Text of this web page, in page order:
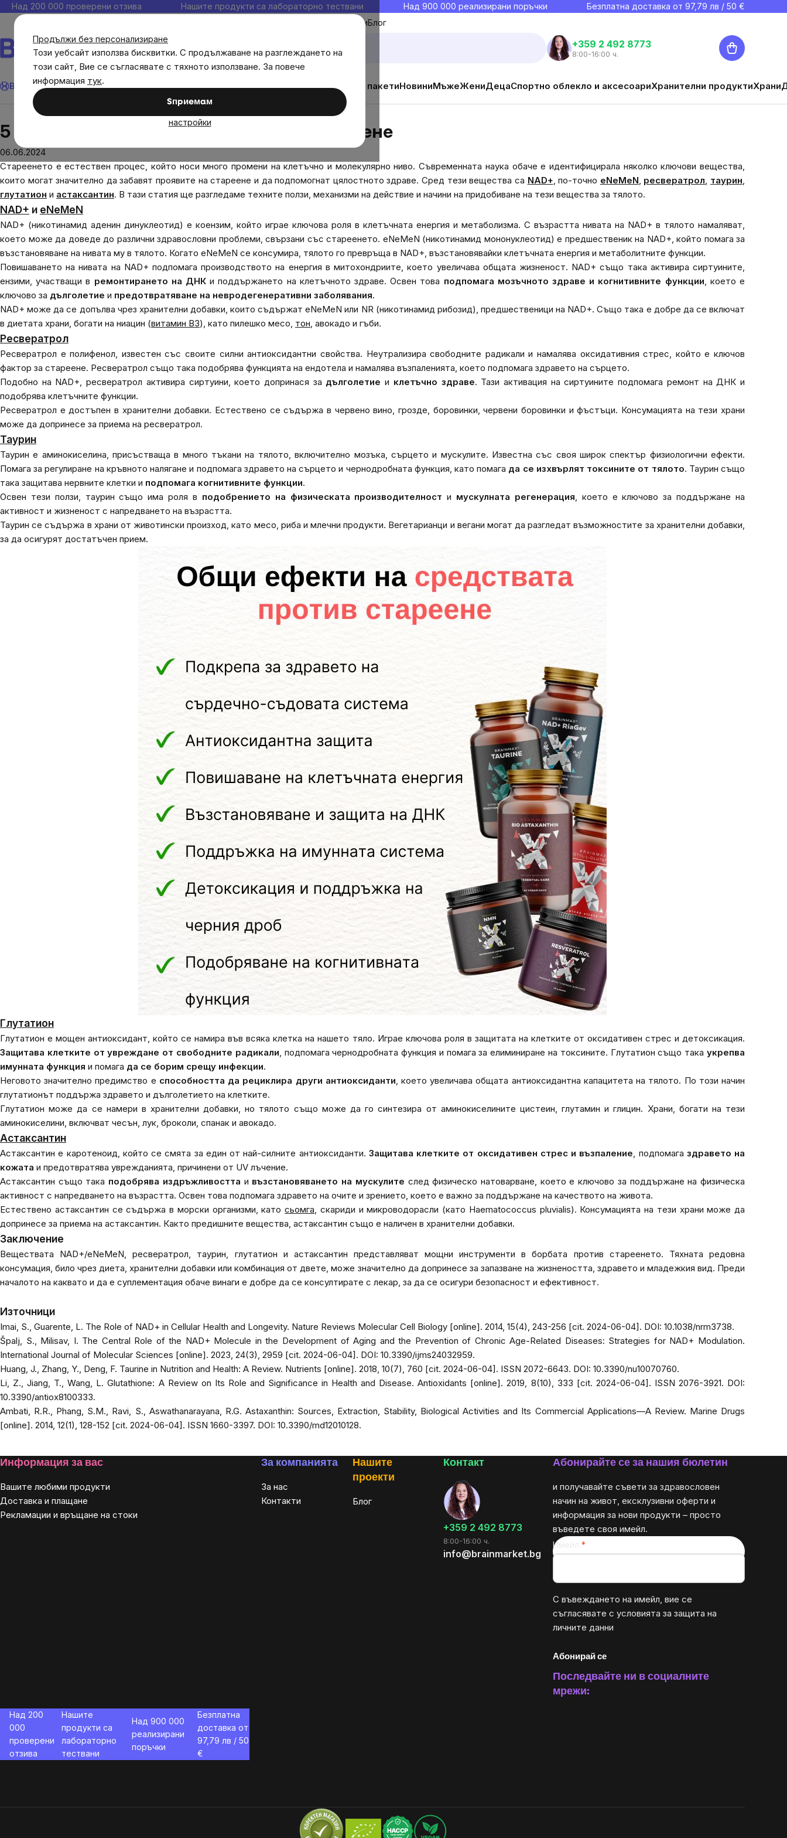
Продължи без персонализиране
Този уебсайт използва бисквитки. С продължаване на разглеждането на
този сайт, Вие се съгласявате с тяхното използване. За повече
информация тук.
Sпpиeмaм
настройки
Прескочи
към
съдържанието
Над 200 000 проверени отзива Нашите продукти са лабораторно тествани Над 900 000 реализирани поръчки Безплатна доставка от 97,79 лв / 50 €
Моите любимиБлог
+359 2 492 8773
8:00-16:00 ч.
Количка
Brainmax Имунитет Акции💪 WomenPowerЦелиДиетични добавкиИзгодни пакетиНовиниМъжеЖениДецаСпортно облекло и аксесоариХранителни продуктиХрани
5 най-ефективни вещества против стареене
06.06.2024
Стареенето е естествен процес, който носи много промени на клетъчно и молекулярно ниво. Съвременната наука обаче е идентифицирала няколко ключови вещества,
които могат значително да забавят проявите на стареене и да подпомогнат цялостното здраве. Сред тези вещества са NAD+, по-точно eNeMeN, ресвератрол, таурин,
глутатион и астаксантин. В тази статия ще разгледаме техните ползи, механизми на действие и начини на придобиване на тези вещества за тялото.
NAD+ и eNeMeN
NAD+ (никотинамид аденин динуклеотид) е коензим, който играе ключова роля в клетъчната енергия и метаболизма. С възрастта нивата на NAD+ в тялото намаляват,
което може да доведе до различни здравословни проблеми, свързани със стареенето. eNeMeN (никотинамид мононуклеотид) е предшественик на NAD+, който помага за
възстановяване на нивата му в тялото. Когато eNeMeN се консумира, тялото го превръща в NAD+, възстановявайки клетъчната енергия и метаболитните функции.
Повишаването на нивата на NAD+ подпомага производството на енергия в митохондриите, което увеличава общата жизненост. NAD+ също така активира сиртуините,
ензими, участващи в ремонтирането на ДНК и поддържането на клетъчното здраве. Освен това подпомага мозъчното здраве и когнитивните функции, което е
ключово за дълголетие и предотвратяване на невродегенеративни заболявания.
NAD+ може да се допълва чрез хранителни добавки, които съдържат eNeMeN или NR (никотинамид рибозид), предшественици на NAD+. Също така е добре да се включат
в диетата храни, богати на ниацин (витамин B3), като пилешко месо, тон, авокадо и гъби.
Ресвератрол
Ресвератрол е полифенол, известен със своите силни антиоксидантни свойства. Неутрализира свободните радикали и намалява оксидативния стрес, който е ключов
фактор за стареене. Ресвератрол също така подобрява функцията на ендотела и намалява възпаленията, което подпомага здравето на сърцето.
Подобно на NAD+, ресвератрол активира сиртуини, което допринася за дълголетие и клетъчно здраве. Тази активация на сиртуините подпомага ремонт на ДНК и
подобрява клетъчните функции.
Ресвератрол е достъпен в хранителни добавки. Естествено се съдържа в червено вино, грозде, боровинки, червени боровинки и фъстъци. Консумацията на тези храни
може да допринесе за приема на ресвератрол.
Таурин
Таурин е аминокиселина, присъстваща в много тъкани на тялото, включително мозъка, сърцето и мускулите. Известна със своя широк спектър физиологични ефекти.
Помага за регулиране на кръвното налягане и подпомага здравето на сърцето и чернодробната функция, като помага да се изхвърлят токсините от тялото. Таурин също
така защитава нервните клетки и подпомага когнитивните функции.
Освен тези ползи, таурин също има роля в подобрението на физическата производителност и мускулната регенерация, което е ключово за поддържане на
активност и жизненост с напредването на възрастта.
Таурин се съдържа в храни от животински произход, като месо, риба и млечни продукти. Вегетарианци и вегани могат да разгледат възможностите за хранителни добавки,
за да осигурят достатъчен прием.
Глутатион
Глутатион е мощен антиоксидант, който се намира във всяка клетка на нашето тяло. Играе ключова роля в защитата на клетките от оксидативен стрес и детоксикация.
Защитава клетките от увреждане от свободните радикали, подпомага чернодробната функция и помага за елиминиране на токсините. Глутатион също такаукрепва
имунната функция и помага да се борим срещу инфекции.
Неговото значително предимство е способността да рециклира други антиоксиданти, което увеличава общата антиоксидантна капацитета на тялото. По този начин
глутатионът поддържа здравето и дълголетието на клетките.
Глутатион може да се намери в хранителни добавки, но тялото също може да го синтезира от аминокиселините цистеин, глутамин и глицин. Храни, богати на тези
аминокиселини, включват чесън, лук, броколи, спанак и авокадо.
Астаксантин
Астаксантин е каротеноид, който се смята за един от най-силните антиоксиданти. Защитава клетките от оксидативен стрес и възпаление, подпомага здравето на
кожата и предотвратява уврежданията, причинени от UV лъчение.
Астаксантин също така подобрява издръжливостта и възстановяването на мускулите след физическо натоварване, което е ключово за поддържане на физическа
активност с напредването на възрастта. Освен това подпомага здравето на очите и зрението, което е важно за поддържане на качеството на живота.
Естествено астаксантин се съдържа в морски организми, като сьомга, скариди и микроводорасли (като Haematococcus pluvialis). Консумацията на тези храни може да
допринесе за приема на астаксантин. Както предишните вещества, астаксантин също е наличен в хранителни добавки.
Заключение
Веществата NAD+/eNeMeN, ресвератрол, таурин, глутатион и астаксантин представляват мощни инструменти в борбата против стареенето. Тяхната редовна
консумация, било чрез диета, хранителни добавки или комбинация от двете, може значително да допринесе за запазване на жизнеността, здравето и младежкия вид. Преди
началото на каквато и да е суплементация обаче винаги е добре да се консултирате с лекар, за да се осигури безопасност и ефективност.
Източници
Imai, S., Guarente, L. The Role of NAD+ in Cellular Health and Longevity. Nature Reviews Molecular Cell Biology [online]. 2014, 15(4), 243-256 [cit. 2024-06-04]. DOI: 10.1038/nrm3738.
Špalj, S., Milisav, I. The Central Role of the NAD+ Molecule in the Development of Aging and the Prevention of Chronic Age-Related Diseases: Strategies for NAD+ Modulation.
International Journal of Molecular Sciences [online]. 2023, 24(3), 2959 [cit. 2024-06-04]. DOI: 10.3390/ijms24032959.
Huang, J., Zhang, Y., Deng, F. Taurine in Nutrition and Health: A Review. Nutrients [online]. 2018, 10(7), 760 [cit. 2024-06-04]. ISSN 2072-6643. DOI: 10.3390/nu10070760.
Li, Z., Jiang, T., Wang, L. Glutathione: A Review on Its Role and Significance in Health and Disease.Antioxidants [online]. 2019, 8(10), 333 [cit. 2024-06-04]. ISSN 2076-3921. DOI:
10.3390/antiox8100333.
Ambati, R.R., Phang, S.M., Ravi, S., Aswathanarayana, R.G. Astaxanthin: Sources, Extraction, Stability, Biological Activities and Its Commercial Applications—A Review. Marine Drugs
[online]. 2014, 12(1), 128-152 [cit. 2024-06-04]. ISSN 1660-3397. DOI: 10.3390/md12010128.
Footer
Информация за вас
Вашите любими продукти
Доставка и плащане
Рекламации и връщане на стоки
За компанията
За нас
Контакти
Нашите
проекти
Блог
Контакт
+359 2 492 8773
8:00-16:00 ч.
info@brainmarket.bg
Абонирайте се за нашия бюлетин
и получавайте съвети за здравословен
начин на живот, ексклузивни оферти и
информация за нови продукти – просто
въведете своя имейл.
Имейл
С въвеждането на имейл, вие се
съгласявате с условията за защита на
личните данни
Абонирай се
Последвайте ни в социалните
мрежи:
Над 200
000
проверени
отзива
Нашите
продукти са
лабораторно
тествани
Над 900 000
реализирани
поръчки
Безплатна
доставка от
97,79 лв / 50
€